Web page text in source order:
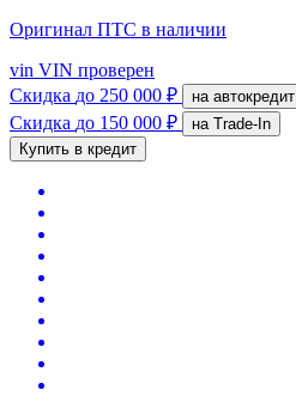
Оригинал ПТС в наличии
vin VIN проверен
Скидка до 250 000 ₽ на автокредит
Скидка до 150 000 ₽
на Trade-In
Купить в кредит